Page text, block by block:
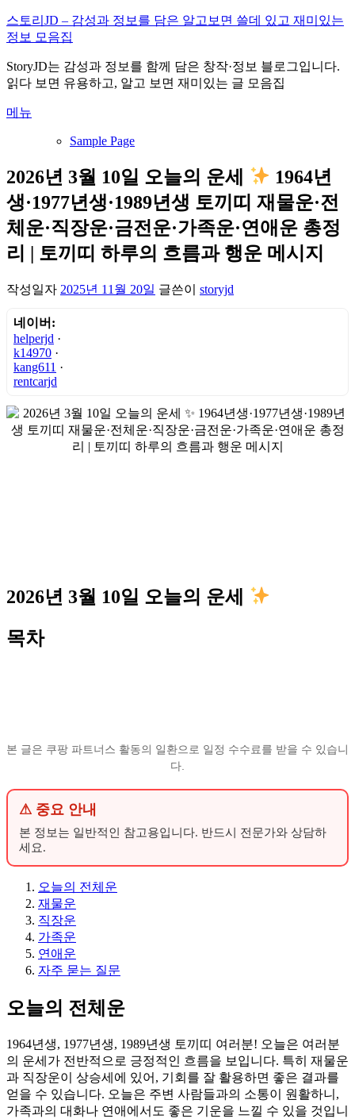
내
용
로
바
가
스토리JD – 감성과 정보를 담은 알고보면 쓸데 있고 재미있는
정보 모음집
StoryJD는 감성과 정보를 함께 담은 창작·정보 블로그입니다.
읽다 보면 유용하고, 알고 보면 재미있는 글 모음집
메뉴
Sample Page
2026년 3월 10일 오늘의 운세
1964년
생·1977년생·1989년생 토끼띠 재물운·전
체운·직장운·금전운·가족운·연애운 총정
리 | 토끼띠 하루의 흐름과 행운 메시지
작성일자 2025년 11월 20일 글쓴이 storyjd
네이버:
helperjd ·
k14970 ·
kang611 ·
rentcarjd
2026년 3월 10일 오늘의 운세
목차
본 글은 쿠팡 파트너스 활동의 일환으로 일정 수수료를 받을 수 있습니
다.
⚠ 중요 안내
본 정보는 일반적인 참고용입니다. 반드시 전문가와 상담하
세요.
오늘의 전체운
재물운
직장운
가족운
연애운
자주 묻는 질문
오늘의 전체운
1964년생, 1977년생, 1989년생 토끼띠 여러분! 오늘은 여러분
의 운세가 전반적으로 긍정적인 흐름을 보입니다. 특히 재물운
과 직장운이 상승세에 있어, 기회를 잘 활용하면 좋은 결과를
얻을 수 있습니다. 오늘은 주변 사람들과의 소통이 원활하니,
가족과의 대화나 연애에서도 좋은 기운을 느낄 수 있을 것입니